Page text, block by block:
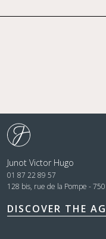
Junot Victor Hugo
01 87 22 89 57
128 bis, rue de la Pompe -
DISCOVER THE